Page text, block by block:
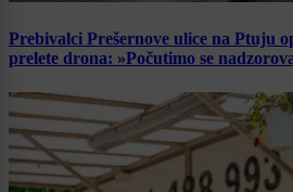
Prebivalci Prešernove ulice na Ptuju
prelete drona: »Počutimo se